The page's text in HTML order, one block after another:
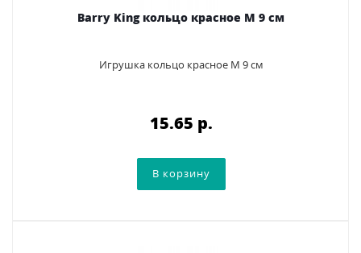
Barry King кольцо красное M 9 см
Игрушка кольцо красное M 9 см
15.65 p.